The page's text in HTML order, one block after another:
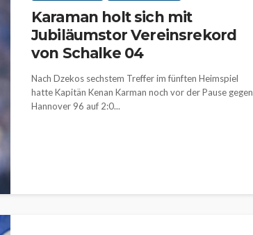
Karaman holt sich mit
Jubiläumstor Vereinsrekord
von Schalke 04
Nach Dzekos sechstem Treffer im fünften Heimspiel
hatte Kapitän Kenan Karman noch vor der Pause gegen
Hannover 96 auf 2:0...